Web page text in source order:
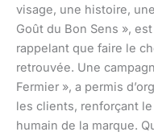
visage, une histoire,
Goût du Bon Sens »,
rappelant que faire le
retrouvée. Une
Fermier », a permis
les clients, renforçant
humain de la marque.